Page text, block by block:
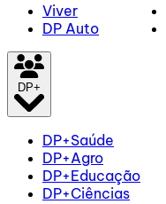
Viver
DP Auto
DP+
DP+Saúde
DP+Agro
DP+Educação
DP+Ciências